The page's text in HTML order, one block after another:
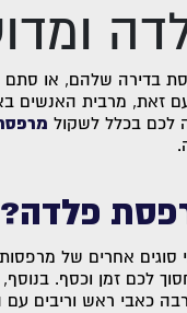
בדירה שלהם, או סתם
זאת, מרבית האנשים
לכם בכלל לשקול
פלדה?
סוגים אחרים של
לכם זמן וכסף.
כאבי ראש וריבים עם